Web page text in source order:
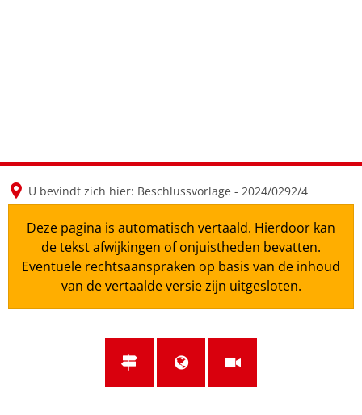
U bevindt zich hier: Beschlussvorlage - 2024/0292/4
Deze pagina is automatisch vertaald. Hierdoor kan
de tekst afwijkingen of onjuistheden bevatten.
Eventuele rechtsaanspraken op basis van de inhoud
van de vertaalde versie zijn uitgesloten.